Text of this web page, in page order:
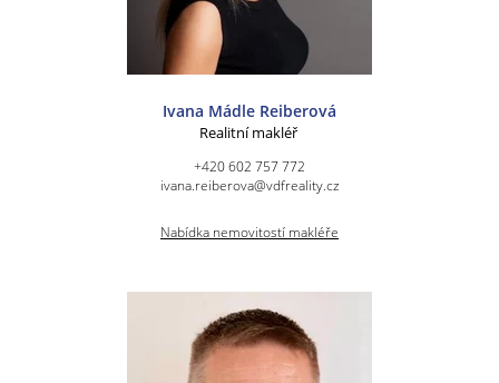
Ivana Mádle Reiberová
Realitní makléř
+420 602 757 772
ivana.reiberova@vdfreality.cz
Nabídka nemovitostí makléře